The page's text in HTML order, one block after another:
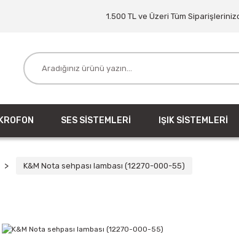
1.500 TL ve Üzeri Tüm
SES SİSTEMLERİ IŞIK SİSTEMLERİ
K&M Nota sehpası lambası (12270-000-55)